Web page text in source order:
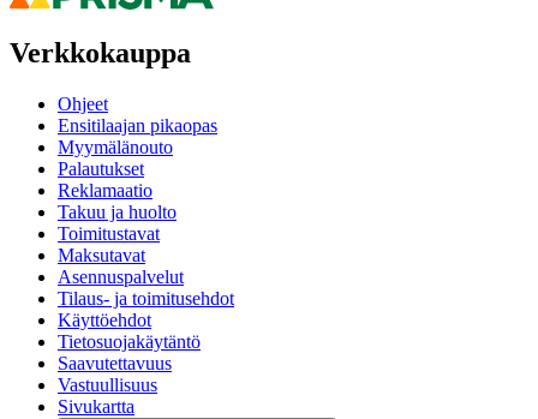
Verkkokauppa
Ohjeet
Ensitilaajan pikaopas
Myymälänouto
Palautukset
Reklamaatio
Takuu ja huolto
Toimitustavat
Maksutavat
Asennuspalvelut
Tilaus- ja toimitusehdot
Käyttöehdot
Tietosuojakäytäntö
Saavutettavuus
Vastuullisuus
Sivukartta